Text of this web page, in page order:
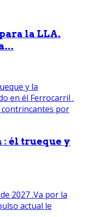
la LLA.
: él trueque y